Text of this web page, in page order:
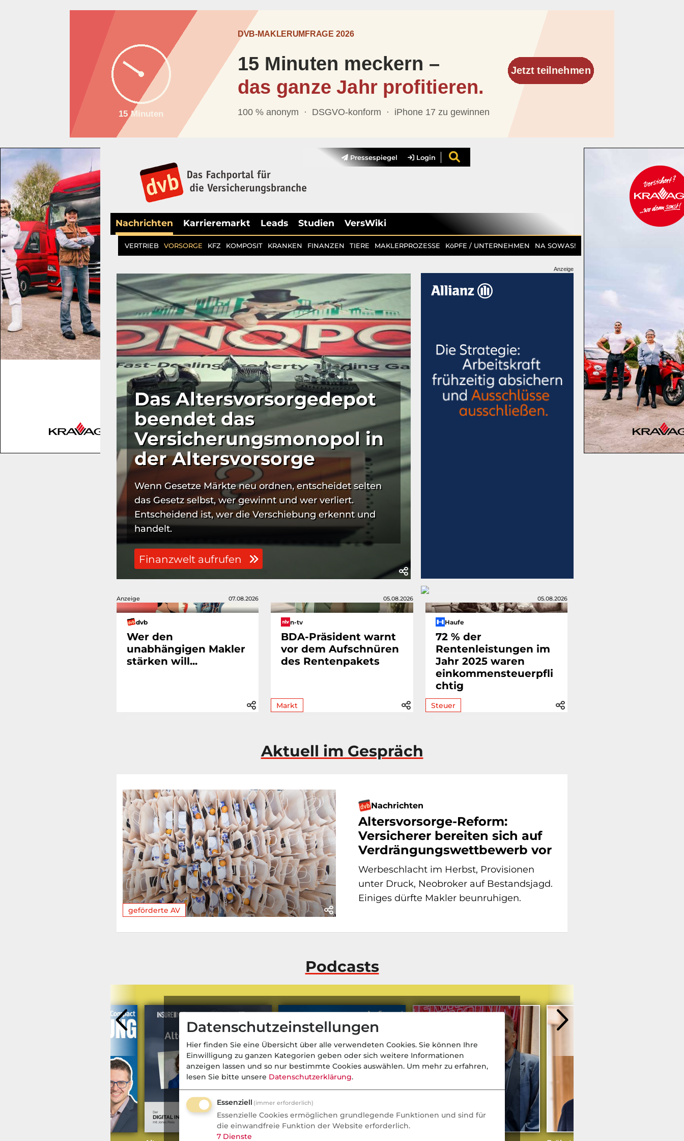
Pressespiegel Login
Nachrichten Karrieremarkt Leads Studien VersWiki
VERTRIEB VORSORGE KFZ KOMPOSIT KRANKEN FINANZEN TIERE MAKLERPROZESSE KöPFE / UNTERNEHMEN NA SOWAS!
Das Altersvorsorgedepot
beendet das
Versicherungsmonopol in
der Altersvorsorge
Wenn Gesetze Märkte neu ordnen, entscheidet selten
das Gesetz selbst, wer gewinnt und wer verliert.
Entscheidend ist, wer die Verschiebung erkennt und
handelt.
Finanzwelt aufrufen
Anzeige
Anzeige 07.08.2026
dvb
Wer den
unabhängigen Makler
stärken will...
05.08.2026
n-tv
BDA-Präsident warnt
vor dem Aufschnüren
des Rentenpakets
Markt
05.08.2026
Haufe
72 % der
Rentenleistungen im
Jahr 2025 waren
einkommensteuerpfli
chtig
Steuer
Aktuell im Gespräch
geförderte AV
Nachrichten
Altersvorsorge-Reform:
Versicherer bereiten sich auf
Verdrängungswettbewerb vor
Werbeschlacht im Herbst, Provisionen
unter Druck, Neobroker auf Bestandsjagd.
Einiges dürfte Makler beunruhigen.
Podcasts
weitere Podcasts
Vorsorge- Aktuell
Datenschutzeinstellungen
Hier finden Sie eine Übersicht über alle verwendeten Cookies. Sie können Ihre
Einwilligung zu ganzen Kategorien geben oder sich weitere Informationen
anzeigen lassen und so nur bestimmte Cookies auswählen. Um mehr zu erfahren,
lesen Sie bitte unsere Datenschutzerklärung.
Essenziell (immer erforderlich)
Essenzielle Cookies ermöglichen grundlegende Funktionen und sind für
die einwandfreie Funktion der Website erforderlich.
7 Dienste